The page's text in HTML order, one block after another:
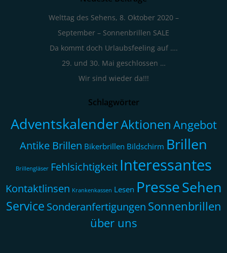
Welttag des Sehens, 8. Oktober 2020 –
September – Sonnenbrillen SALE
Da kommt doch Urlaubsfeeling auf ….
29. und 30. Mai geschlossen …
Wir sind wieder da!!!
Schlagwörter
AdventskalenderAktionenAngebot
Antike Brillen Bikerbrillen Bildschirm Brillen
Brillengläser Fehlsichtigkeit Interessantes
Kontaktlinsen Krankenkassen Lesen PresseSehen
Service Sonderanfertigungen Sonnenbrillen
über uns